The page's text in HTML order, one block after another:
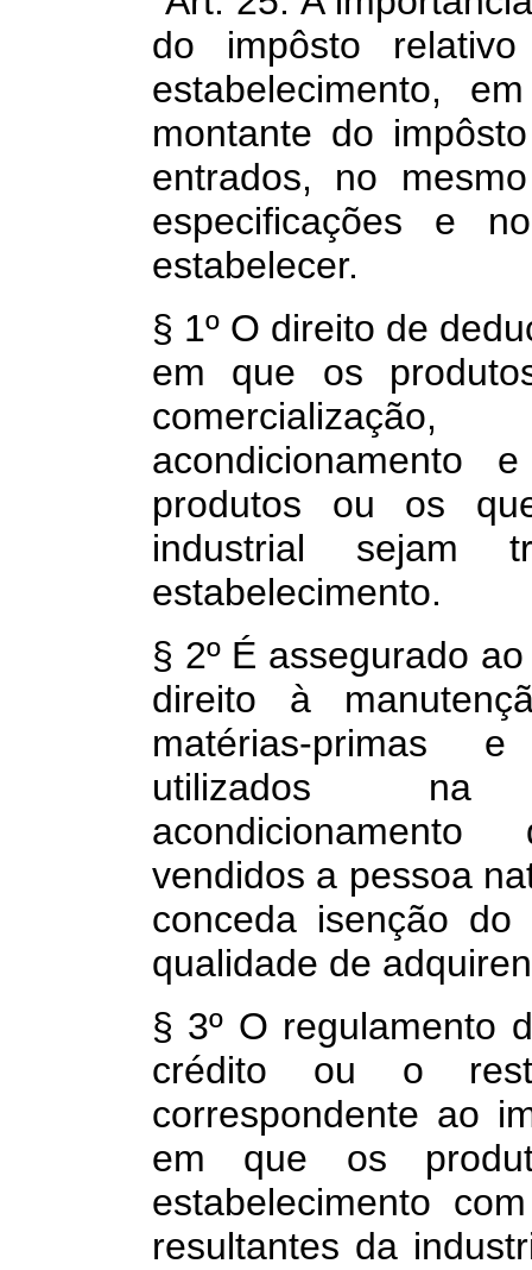
do impôsto
estabelecimento,
montante do
entrados, no
especificações e
estabelecer.
§ 1º O direito de
em que os
acondicionamento
produtos ou os
industrial sejam
estabelecimento.
§ 2º É assegurado
direito à
matérias-primas
utilizados na
vendidos a pessoa
conceda isenção do
qualidade de
§ 3º O regulamento
crédito ou o
correspondente ao
em que os
estabelecimento
resultantes da